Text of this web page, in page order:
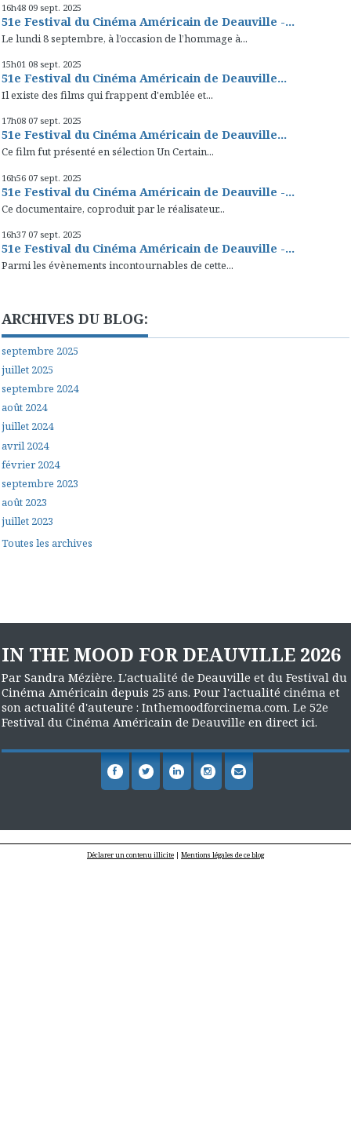
16h48 09 sept. 2025
51e Festival du Cinéma Américain de Deauville -...
Le lundi 8 septembre, à l’occasion de l’hommage à...
15h01 08 sept. 2025
51e Festival du Cinéma Américain de Deauville...
Il existe des films qui frappent d'emblée et...
17h08 07 sept. 2025
51e Festival du Cinéma Américain de Deauville...
Ce film fut présenté en sélection Un Certain...
16h56 07 sept. 2025
51e Festival du Cinéma Américain de Deauville -...
Ce documentaire, coproduit par le réalisateur...
16h37 07 sept. 2025
51e Festival du Cinéma Américain de Deauville -...
Parmi les évènements incontournables de cette...
ARCHIVES DU BLOG:
septembre 2025
juillet 2025
septembre 2024
août 2024
juillet 2024
avril 2024
février 2024
septembre 2023
août 2023
juillet 2023
Toutes les archives
IN THE MOOD FOR DEAUVILLE 2026
Par Sandra Mézière. L'actualité de Deauville et du Festival du
Cinéma Américain depuis 25 ans. Pour l'actualité cinéma et
son actualité d'auteure : Inthemoodforcinema.com. Le 52e
Festival du Cinéma Américain de Deauville en direct ici.
Déclarer un contenu illicite | Mentions légales de ce blog